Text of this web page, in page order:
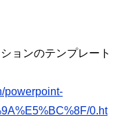
ョンのテンプレート
powerpoint-
0.ht